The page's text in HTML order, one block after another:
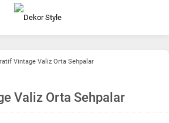
Vintage Valiz Orta Sehpalar
Valiz Orta Sehpalar